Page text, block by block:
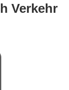
Verkehr